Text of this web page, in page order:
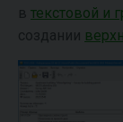
в текстовой и
создании